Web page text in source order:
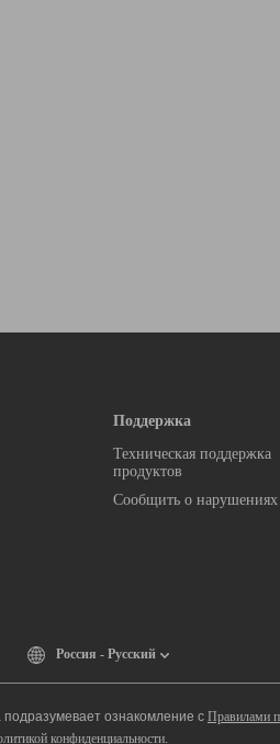
Поддержка
Техническая поддержка
продуктов
Сообщить о нарушениях
Россия - Русский
подразумевает ознакомление с Правилами
конфиденциальности.